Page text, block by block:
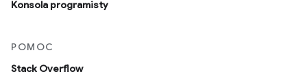
Konsola programisty
POMOC
Stack Overflow